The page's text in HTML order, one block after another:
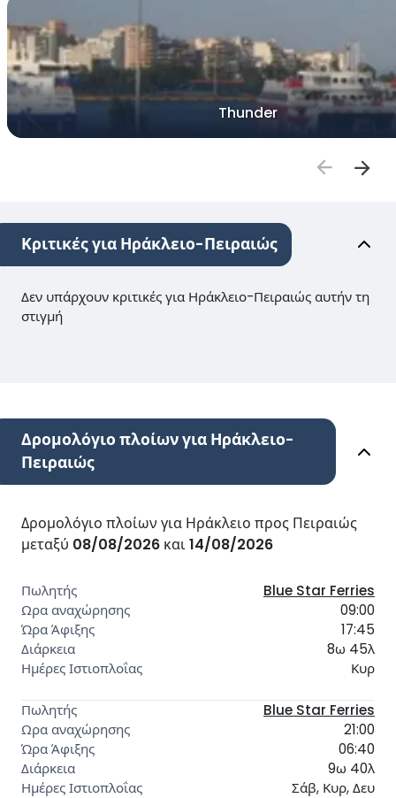
Thunder
Κριτικές για Ηράκλειο-Πειραιώς
Δεν υπάρχουν κριτικές για Ηράκλειο-Πειραιώς αυτήν τη
στιγμή
Δρομολόγιο πλοίων για Ηράκλειο-
Πειραιώς
Δρομολόγιο πλοίων για Ηράκλειο προς Πειραιώς
μεταξύ 08/08/2026 και14/08/2026
Blue Star Ferries
09:00
17:45
8ω 45λ
Κυρ
Blue Star Ferries
21:00
06:40
9ω 40λ
Σάβ, Κυρ, Δευ